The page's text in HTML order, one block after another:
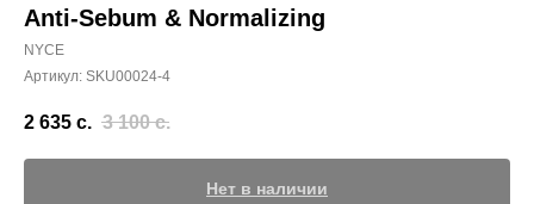
Anti-Sebum & Normalizing
NYCE
Артикул: SKU00024-4
2 635 с. 3 100 с.
Нет в наличии